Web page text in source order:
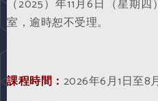
（2025）年11月6日（星期
室，逾時恕不受理。
課程時間： 2026年6月1日至8